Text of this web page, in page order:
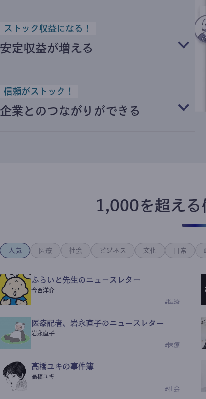
ストック収益になる！
安定収益が増える
信頼がストック！
企業とのつながりができる
1,000を超える
人気 医療 社会 ビジネス 文化 日常
ふらいと先生のニュースレター
今西洋介
# 医療
医療記者、岩永直子のニュースレター
岩永直子
# 医療
高橋ユキの事件簿
高橋ユキ
#社会